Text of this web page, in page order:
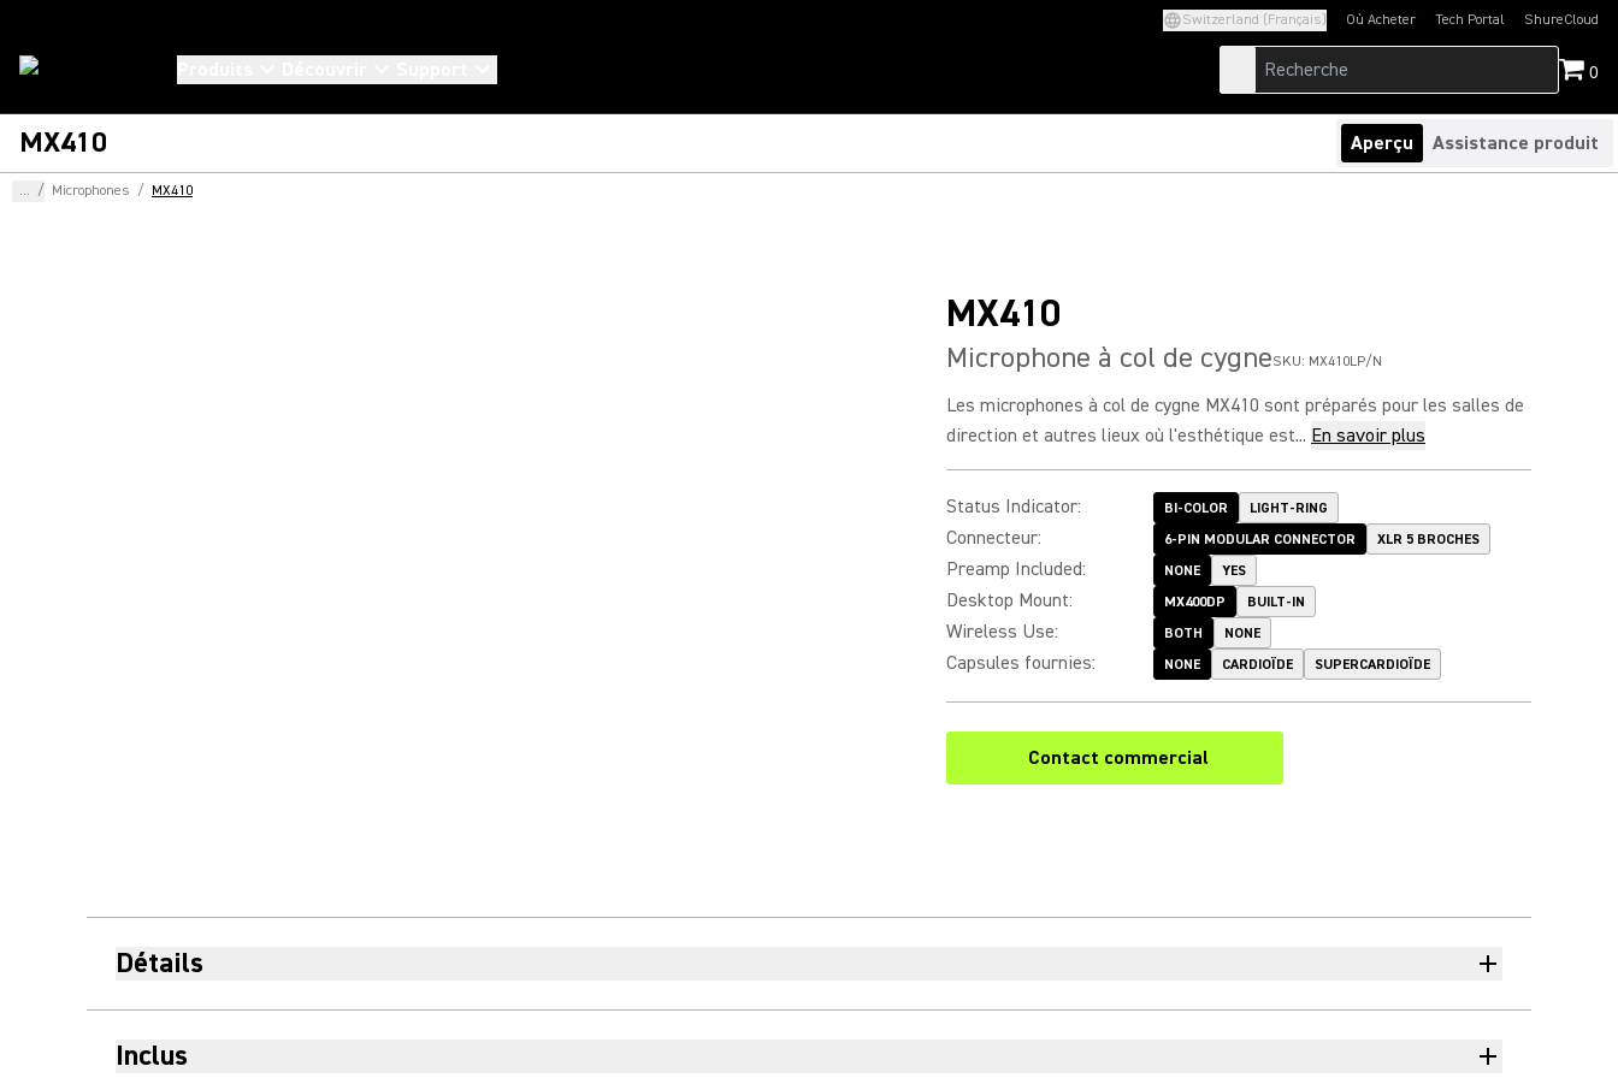
Switzerland (Français) Où Acheter Tech Portal
(Opens in a new tab)ShureCloud
(Opens in a new
0
MX410 Aperçu Assistance produit
... / Microphones / MX410
MX410
Microphone à col de cygneSKU: MX410LP/N
Les microphones à col de cygne MX410 sont préparés pour les salles de
direction et autres lieux où l'esthétique est... En savoir plus
Status Indicator: BI-COLOR LIGHT-RING
Connecteur: 6-PIN MODULAR CONNECTOR XLR 5 BROCHES
Preamp Included: NONE YES
Desktop Mount: MX400DP BUILT-IN
Wireless Use: BOTH NONE
Capsules fournies: NONE CARDIOÏDE SUPERCARDIOÏDE
Contact commercial
Détails
Inclus